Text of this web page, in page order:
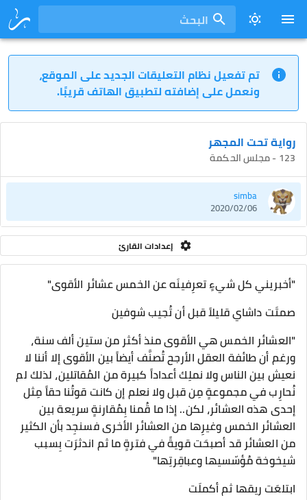
البحث
تم تفعيل نظام التعليقات الجديد على الموقع،
ونعمل على إضافته لتطبيق الهاتف قريبًا.
رواية تحت المجهر
123 - مجلس الحكمة
simba
2020/02/06
إعدادات القارئ
"أخبريني كل شيءٍ تعرِفينَه عن الخمس عشائر الأقوى"
صمتَت داشاي قليلاً قبل أن تُجيب شوفين
"العشائر الخمس هي الأقوى منذ أكثر من ستين ألف سنة،
ورغم أن طائفة العقل الأرجح تُصنَّف أيضاً بين الأقوى إلا أننا لا
نعيش بين الناس ولا نملِك أعداداً كبيرة من المُقاتلين، لذلك لم
نُحارِب في مجموعةٍ مِن قبل ولا نعلم إن كانت قوتُنا حقاً مِثل
إحدى هذه العشائر، لكن.. إذا ما قُمنا بِمُقارنةٍ سريعة بين
العشائر الخمس وغيرِها من العشائر الأخرى فسنجِد بأن الكثير
من العشائر قد أصبحَت قويةً في فترةٍ ما ثم اندثرَت بِسبب
شيخوخة مُؤسّسيها وعباقِرتِها"
ابتلعَت ريقها ثم أكملَت